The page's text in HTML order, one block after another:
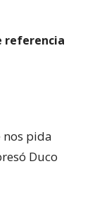
referencia
nos pida
Duco